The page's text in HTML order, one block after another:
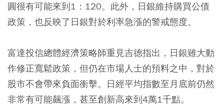
圓很有可能來到1：120。此外，日銀維持購買公債
政策，也反映了日銀對於利率急漲的警戒態度。
富達投信總體經濟策略師重見吉德指出，日銀雖大動
作修正寬鬆政策，但仍在市場人士的預料之中，對於
股市不會帶來負面衝擊。日經平均指數至月底前仍然
非常有可能飆漲，甚至創新高來到4萬1千點。